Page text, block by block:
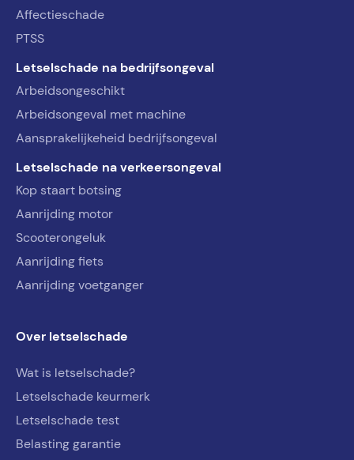
Affectieschade
PTSS
Letselschade na bedrijfsongeval
Arbeidsongeschikt
Arbeidsongeval met machine
Aansprakelijkeheid bedrijfsongeval
Letselschade na verkeersongeval
Kop staart botsing
Aanrijding motor
Scooterongeluk
Aanrijding fiets
Aanrijding voetganger
Over letselschade
Wat is letselschade?
Letselschade keurmerk
Letselschade test
Belasting garantie